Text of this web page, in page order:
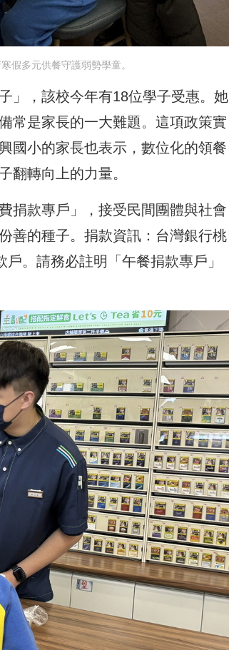
假多元供餐守護弱勢學童。
」，該校今年有18位學子受惠。她
常是家長的一大難題。這項政策實
國小的家長也表示，數位化的領餐
翻轉向上的力量。
捐款專戶」，接受民間團體與社會
善的種子。捐款資訊：台灣銀行桃
。請務必註明「午餐捐款專戶」